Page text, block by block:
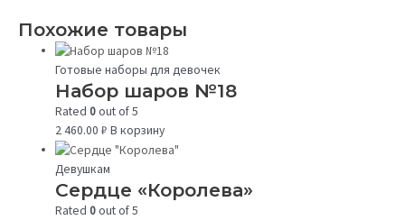
Похожие товары
Готовые наборы для девочек
Набор шаров №18
Rated0out of 5
2 460.00₽ В корзину
Девушкам
Сердце «Королева»
Rated0out of 5